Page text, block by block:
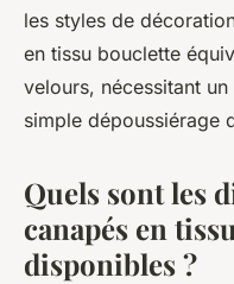
les styles de
en tissu bouclette
velours, nécessitant
simple dépoussiérage
Quels sont les
canapés en
disponibles ?